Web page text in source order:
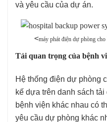
và yêu cầu của dự án.
<máy phát điện dự phòng
Tải quan trọng của bệnh
Hệ thống điện dự phòng
kế dựa trên danh sách
bệnh viện khác nhau có
yêu cầu dự phòng khác